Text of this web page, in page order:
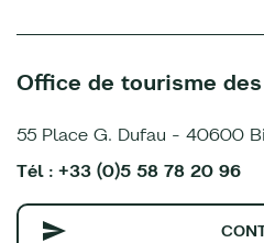
Office de tourisme
55 Place G. Dufau - 40600
Tél : +33 (0)5 58 78 20 96